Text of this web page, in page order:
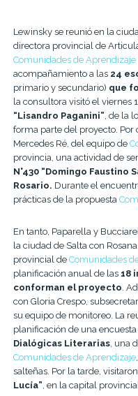
Lewinsky se reunió en la
directora provincial de
Comunidades de Aprendizaje
acompañamiento a las 24
primario y secundario) que
la consultora visitó el viernes
“Lisandro Paganini” , de la
forma parte del proyecto. Por
Mercedes Ré, del equipo de
provincia, una actividad de
N°430 “Domingo Faustino
Rosario. Durante el
prácticas de la propuesta
En tanto, Paparella y
la ciudad de Salta con
provincial de Comunidades
planificación anual de las 18
conforman el proyecto .
con Gloria Crespo,
su equipo de monitoreo. La
planificación de una
Dialógicas Literarias, una
Comunidades de Aprendizaje
salteñas. Por la tarde,
Lucía” , en la capital provincial.